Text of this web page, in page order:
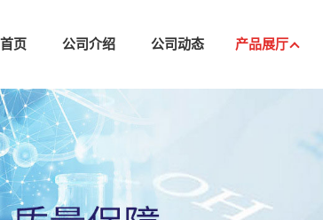
页 公司介绍 公司动态 产品展厅